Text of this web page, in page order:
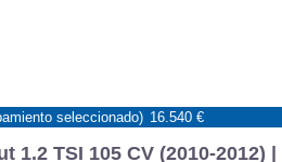
1.2 TSI 105 CV (2010-2012) |
seleccionado) 16.540 €